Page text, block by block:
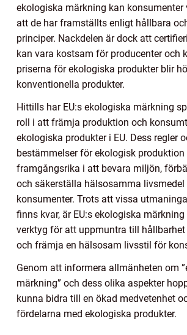
ekologiska märkning kan konsumenter
att de har framställts enligt hållbara
principer. Nackdelen är dock att
kan vara kostsam för producenter och
priserna för ekologiska produkter blir
konventionella produkter.
Hittills har EU:s ekologiska märkning
roll i att främja produktion och
ekologiska produkter i EU. Dess regler
bestämmelser för ekologisk
framgångsrika i att bevara miljön,
och säkerställa hälsosamma
konsumenter. Trots att vissa
finns kvar, är EU:s ekologiska
verktyg för att uppmuntra till
och främja en hälsosam livsstil för
Genom att informera allmänheten om
märkning” och dess olika aspekter
kunna bidra till en ökad medvetenhet
fördelarna med ekologiska produkter.